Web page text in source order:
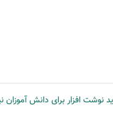
افزار برای دانش آموزان